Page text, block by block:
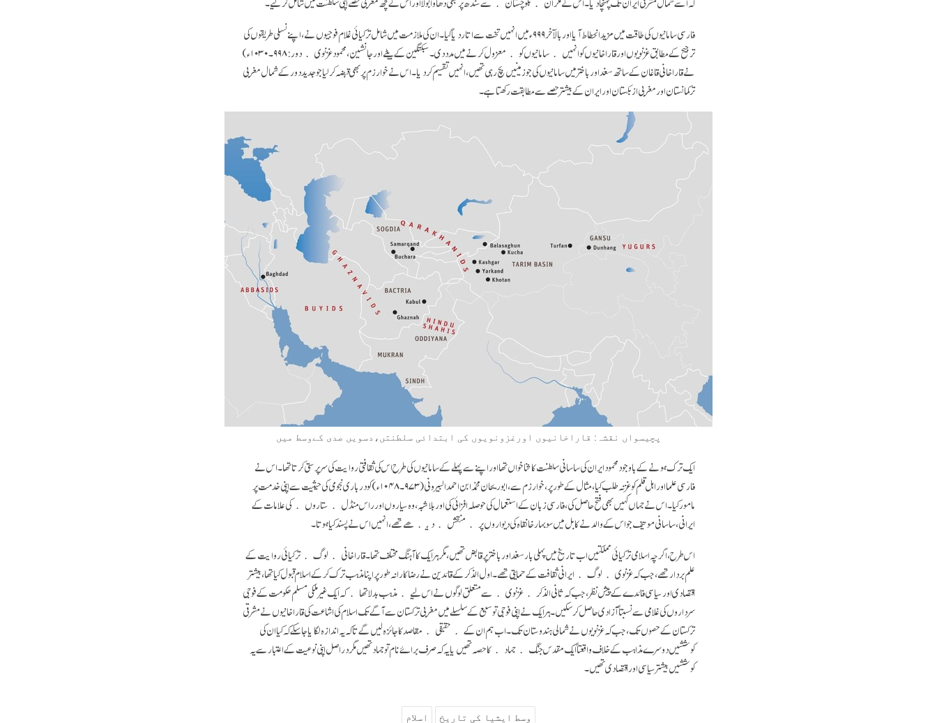
فارسی سامانیوں کی طاقت میں مزید انحطاط آیا اور بالآخر ۹۹۹ء میں انہیں تخت سے اتار دیا گیا۔ ان کی ملازمت میں شامل ترکیائی غلام فوجیوں نے، اپنے نسلی طریقوں کی
ترجیح کے مطابق غزنویوں اور قاراخانیوں کو انہیں ﴿سامانیوں کو﴾ معزول کرنے میں مدد دی۔ سبکتگین کے بیٹے اور جانشین، محمود غزنوی ﴿دور: ۹۹۸۔۱۰۳۰ء)
نے قاراخانی قاغان کے ساتھ سغد اور باختر میں سامانیوں کی جو زمینیں بچ رہی تھیں، انہیں تقسیم کر دیا۔ اس نے خوارزم پر بھی قبضہ کر لیا جو جدید دور کے شمال مغربی
ترکمانستان اور مغربی ازبکستان اور ایران کے بیشتر حصے سے مطابقت رکھتا ہے۔
پچیسواں نقشہ: قاراخانیوں اور‌غزونویوں کی ابتدائی سلطنتں،دسویں صدی کےوسط میں
ایک ترک ہونے کے باوجود محمود ایران کی ساسانی سلطنت کا ثنا خواں تھا اور اپنے سے پہلے کے سامانیوں کی طرح اس کی ثقافتی روایت کی سرپرستی کرتا تھا۔ اس نے
فارسی علما اور اہل قلم کو غزنہ طلب کیا، مثال کے طور پر، خوارزم سے، ابوریحان محمد ابن احمد البیرونی (۹۷۳۔۱۰۴۸ء) کو درباری نجومی کی حیثیت سے اپنی خدمت پر
مامور کیا۔ اس نے جہاں کہیں بھی فتح حاصل کی، فارسی زبان کے استعمال کی حوصلہ افزائی کی اور بلاشبہ، وہ سیاروں اور راس منڈل ﴿ستاروں﴾ کی علامات کے
ایرانی، ساسانی موتیف جو اس کے والد نے کابل میں سوبہار خانقاہ کی دیواروں پر ﴿منقش﴾ دیکھے تھے، انہیں اس نے پسند کیا ہوتا۔
اس طرح، اگرچہ اسلامی ترکیائی مملکتیں اب تاریخ میں پہلی بار سغد اور باختر پر قابض تھیں، مگر ہر ایک کا آہنگ مختلف تھا۔ قاراخانی ﴿لوگ﴾ ترکیائی روایت کے
علم بردار تھے، جب کہ غزنوی ﴿لوگ﴾ ایرانی ثقافت کے حمایتی تھے۔ اول الذکر کے قائدین نے رضاکارانہ طور پر اپنا مذہب ترک کرکے اسلام قبول کیا تھا، بیشتر
اقتصادی اور سیاسی فائدے کے پیش نظر، جب کہ ثانی الذکر ﴿غزنوی﴾ سے متعلق لوگوں نے اس لیے ﴿مذہب بدلا تھا﴾ کہ ایک غیر ملکی مسلم حکومت کے فوجی
سرداروں کی غلامی سے نسبتاً آزادی حاصل کرسکیں۔ ہر ایک نے اپنی فوجی توسیع کے سلسلے میں مغربی ترکستان سے آگے تک اسلام کی اشاعت کی قاراخانیوں نے مشرقی
ترکستان کے حصوں تک، جب کہ غزنویوں نے شمالی ہندوستان تک۔ اب ہم ان کے ﴿حقیقی﴾ مقاصد کا جائزہ لیں گے تا کہ یہ اندازہ لگایا جاسکے کہ کیا ان کی
کوششیں دوسرے مذاہب کے خلاف واقعتاً ایک مقدس جنگ ﴿جہاد﴾ کا حصہ تھیں یا یہ کہ صرف برائے نام تو جہاد تھیں مگر دراصل اپنی نوعیت کے اعتبار سے یہ
کوششیں بیشتر سیاسی اور اقتصادی تھیں۔
وسط ایشیا کی تاریخ اسلام